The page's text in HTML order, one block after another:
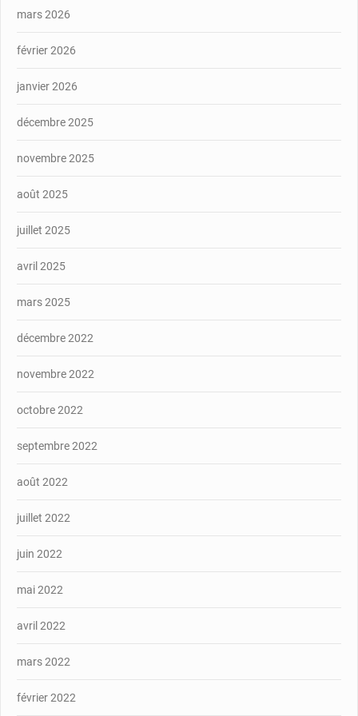
mars 2026
février 2026
janvier 2026
décembre 2025
novembre 2025
août 2025
juillet 2025
avril 2025
mars 2025
décembre 2022
novembre 2022
octobre 2022
septembre 2022
août 2022
juillet 2022
juin 2022
mai 2022
avril 2022
mars 2022
février 2022